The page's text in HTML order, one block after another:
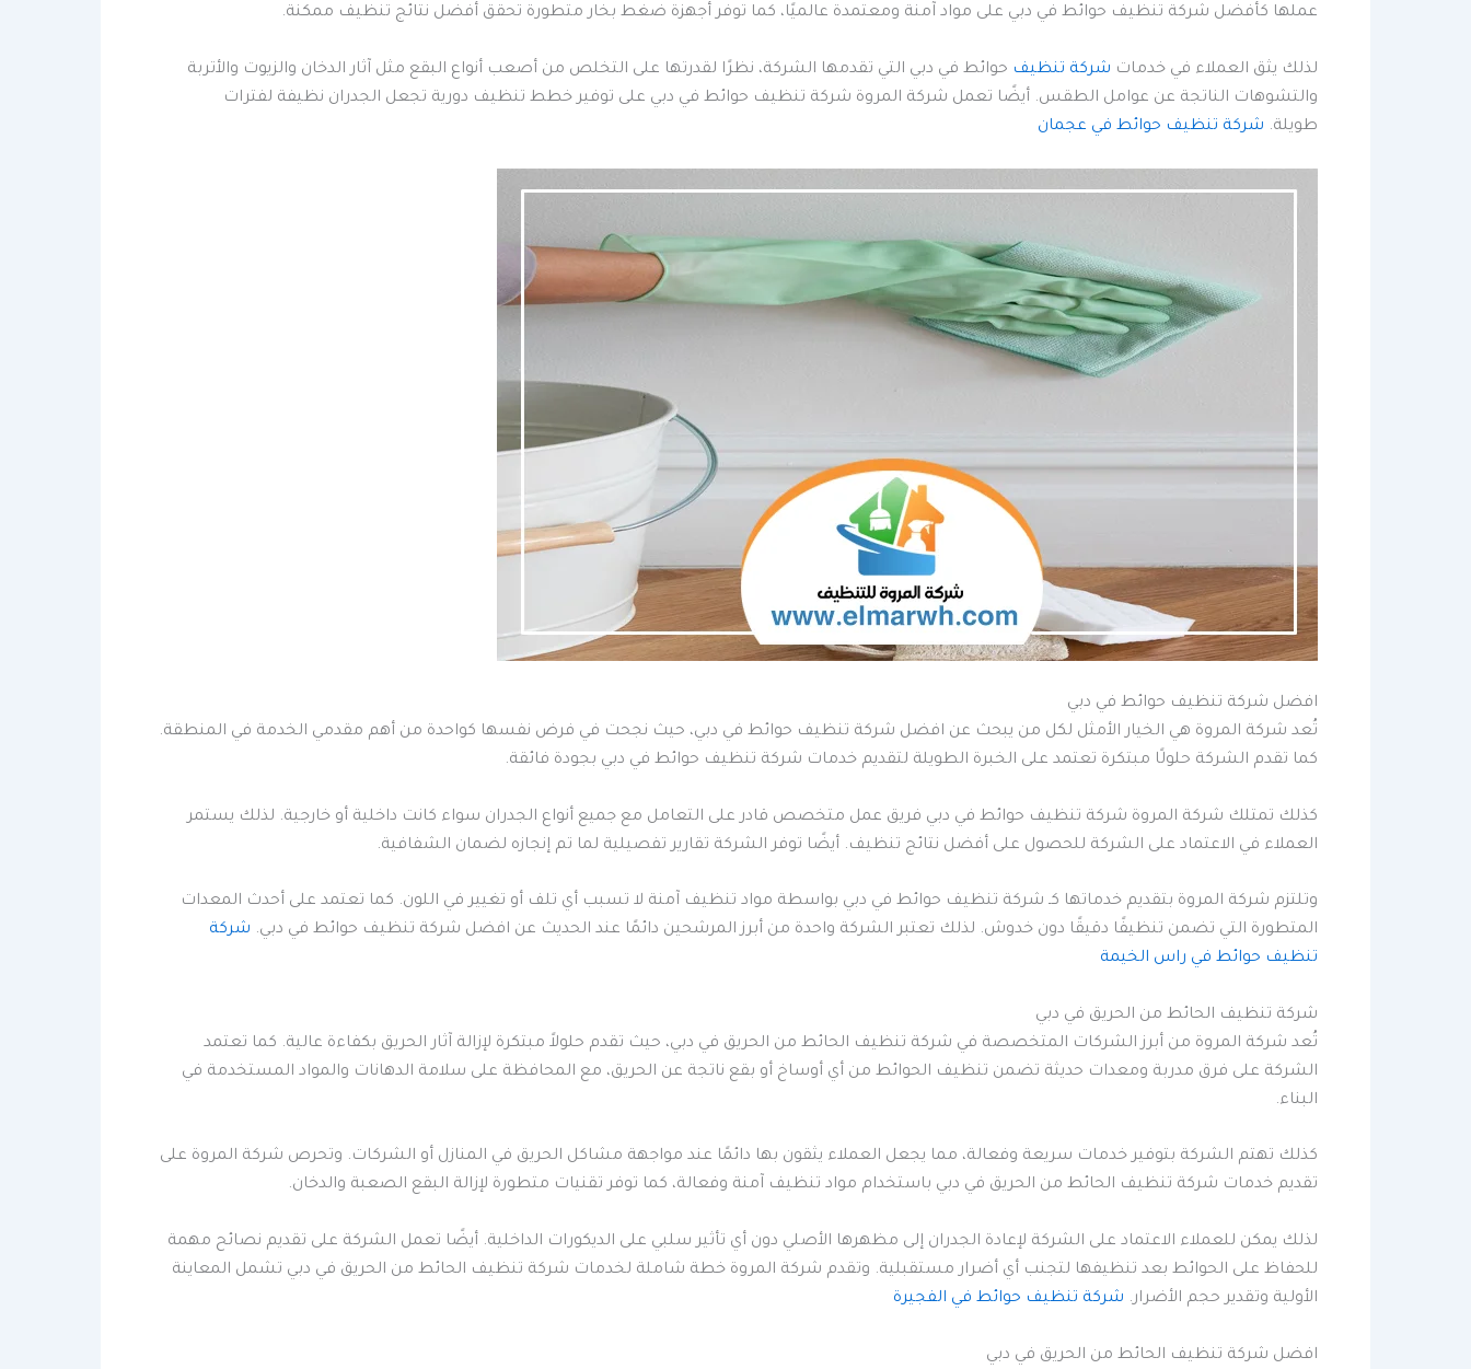
عملها كأفضل شركة تنظيف حوائط في دبي على مواد آمنة ومعتمدة عالميًا، كما توفر أجهزة ضغط بخار متطورة تحقق أفضل نتائج تنظيف ممكنة.
لذلك يثق العملاء في خدمات شركة تنظيف حوائط في دبي التي تقدمها الشركة، نظرًا لقدرتها على التخلص من أصعب أنواع البقع مثل آثار الدخان والزيوت والأتربة
والتشوهات الناتجة عن عوامل الطقس. أيضًا تعمل شركة المروة شركة تنظيف حوائط في دبي على توفير خطط تنظيف دورية تجعل الجدران نظيفة لفترات
طويلة. شركة تنظيف حوائط في عجمان
افضل شركة تنظيف حوائط في دبي
تُعد شركة المروة هي الخيار الأمثل لكل من يبحث عن افضل شركة تنظيف حوائط في دبي، حيث نجحت في فرض نفسها كواحدة من أهم مقدمي الخدمة في المنطقة.
كما تقدم الشركة حلولًا مبتكرة تعتمد على الخبرة الطويلة لتقديم خدمات شركة تنظيف حوائط في دبي بجودة فائقة.
كذلك تمتلك شركة المروة شركة تنظيف حوائط في دبي فريق عمل متخصص قادر على التعامل مع جميع أنواع الجدران سواء كانت داخلية أو خارجية. لذلك يستمر
العملاء في الاعتماد على الشركة للحصول على أفضل نتائج تنظيف. أيضًا توفر الشركة تقارير تفصيلية لما تم إنجازه لضمان الشفافية.
وتلتزم شركة المروة بتقديم خدماتها كـ شركة تنظيف حوائط في دبي بواسطة مواد تنظيف آمنة لا تسبب أي تلف أو تغيير في اللون. كما تعتمد على أحدث المعدات
المتطورة التي تضمن تنظيفًا دقيقًا دون خدوش. لذلك تعتبر الشركة واحدة من أبرز المرشحين دائمًا عند الحديث عن افضل شركة تنظيف حوائط في دبي. شركة
تنظيف حوائط في راس الخيمة
شركة تنظيف الحائط من الحريق في دبي
تُعد شركة المروة من أبرز الشركات المتخصصة في شركة تنظيف الحائط من الحريق في دبي، حيث تقدم حلولاً مبتكرة لإزالة آثار الحريق بكفاءة عالية. كما تعتمد
الشركة على فرق مدربة ومعدات حديثة تضمن تنظيف الحوائط من أي أوساخ أو بقع ناتجة عن الحريق، مع المحافظة على سلامة الدهانات والمواد المستخدمة في
البناء.
كذلك تهتم الشركة بتوفير خدمات سريعة وفعالة، مما يجعل العملاء يثقون بها دائمًا عند مواجهة مشاكل الحريق في المنازل أو الشركات. وتحرص شركة المروة على
تقديم خدمات شركة تنظيف الحائط من الحريق في دبي باستخدام مواد تنظيف آمنة وفعالة، كما توفر تقنيات متطورة لإزالة البقع الصعبة والدخان.
لذلك يمكن للعملاء الاعتماد على الشركة لإعادة الجدران إلى مظهرها الأصلي دون أي تأثير سلبي على الديكورات الداخلية. أيضًا تعمل الشركة على تقديم نصائح مهمة
للحفاظ على الحوائط بعد تنظيفها لتجنب أي أضرار مستقبلية. وتقدم شركة المروة خطة شاملة لخدمات شركة تنظيف الحائط من الحريق في دبي تشمل المعاينة
الأولية وتقدير حجم الأضرار. شركة تنظيف حوائط في الفجيرة
افضل شركة تنظيف الحائط من الحريق في دبي